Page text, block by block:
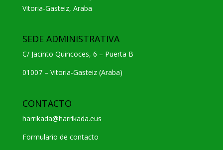
Vitoria-Gasteiz, Araba
SEDE ADMINISTRATIVA
C/ Jacinto Quincoces, 6 – Puerta B
01007 – Vitoria-Gasteiz (Araba)
CONTACTO
harrikada@harrikada.eus
Formulario de contacto